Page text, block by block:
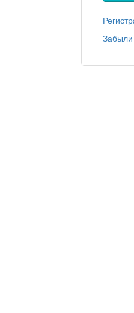
Забыли